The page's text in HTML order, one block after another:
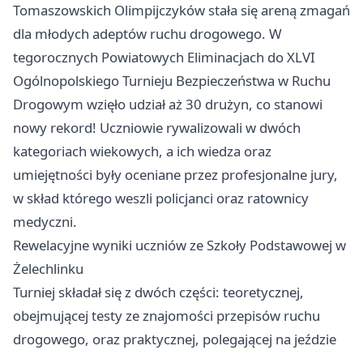
Tomaszowskich Olimpijczyków stała się areną zmagań
dla młodych adeptów ruchu drogowego. W
tegorocznych Powiatowych Eliminacjach do XLVI
Ogólnopolskiego Turnieju Bezpieczeństwa w Ruchu
Drogowym wzięło udział aż 30 drużyn, co stanowi
nowy rekord! Uczniowie rywalizowali w dwóch
kategoriach wiekowych, a ich wiedza oraz
umiejętności były oceniane przez profesjonalne jury,
w skład którego weszli policjanci oraz ratownicy
medyczni.
Rewelacyjne wyniki uczniów ze Szkoły Podstawowej w
Żelechlinku
Turniej składał się z dwóch części: teoretycznej,
obejmującej testy ze znajomości przepisów ruchu
drogowego, oraz praktycznej, polegającej na jeździe